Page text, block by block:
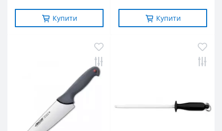
Купити Купити